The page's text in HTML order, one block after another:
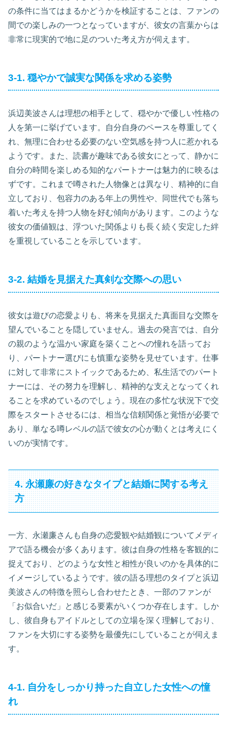
の条件に当てはまるかどうかを検証することは、ファンの
間での楽しみの一つとなっていますが、彼女の言葉からは
非常に現実的で地に足のついた考え方が伺えます。
3-1. 穏やかで誠実な関係を求める姿勢
浜辺美波さんは理想の相手として、穏やかで優しい性格の
人を第一に挙げています。自分自身のペースを尊重してく
れ、無理に合わせる必要のない空気感を持つ人に惹かれる
ようです。また、読書が趣味である彼女にとって、静かに
自分の時間を楽しめる知的なパートナーは魅力的に映るは
ずです。これまで噂された人物像とは異なり、精神的に自
立しており、包容力のある年上の男性や、同世代でも落ち
着いた考えを持つ人物を好む傾向があります。このような
彼女の価値観は、浮ついた関係よりも長く続く安定した絆
を重視していることを示しています。
3-2. 結婚を見据えた真剣な交際への思い
彼女は遊びの恋愛よりも、将来を見据えた真面目な交際を
望んでいることを隠していません。過去の発言では、自分
の親のような温かい家庭を築くことへの憧れを語ってお
り、パートナー選びにも慎重な姿勢を見せています。仕事
に対して非常にストイックであるため、私生活でのパート
ナーには、その努力を理解し、精神的な支えとなってくれ
ることを求めているのでしょう。現在の多忙な状況下で交
際をスタートさせるには、相当な信頼関係と覚悟が必要で
あり、単なる噂レベルの話で彼女の心が動くとは考えにく
いのが実情です。
4. 永瀬廉の好きなタイプと結婚に関する考え
方
一方、永瀬廉さんも自身の恋愛観や結婚観についてメディ
アで語る機会が多くあります。彼は自身の性格を客観的に
捉えており、どのような女性と相性が良いのかを具体的に
イメージしているようです。彼の語る理想のタイプと浜辺
美波さんの特徴を照らし合わせたとき、一部のファンが
「お似合いだ」と感じる要素がいくつか存在します。しか
し、彼自身もアイドルとしての立場を深く理解しており、
ファンを大切にする姿勢を最優先にしていることが伺えま
す。
4-1. 自分をしっかり持った自立した女性への憧
れ